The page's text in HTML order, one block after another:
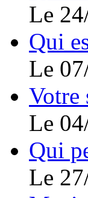
Le
Qui
Le
Votre
Le
Qui
Le